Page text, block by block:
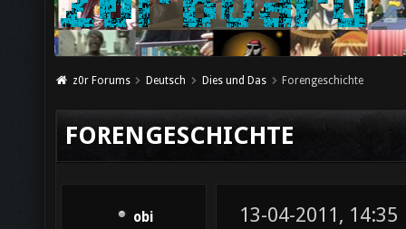
z0r Forums Deutsch Dies und Das Forengeschichte
FORENGESCHICHTE
obi 13-04-2011, 14:35